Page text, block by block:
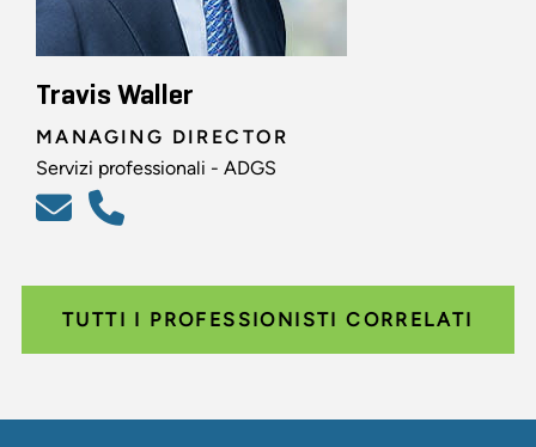
Travis Waller
MANAGING DIRECTOR
Servizi professionali - ADGS
TUTTI I PROFESSIONISTI CORRELATI